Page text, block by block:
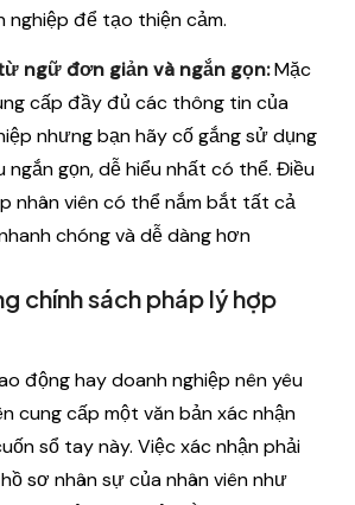
nghiệp để tạo thiện cảm.
ngữ đơn giản và ngắn gọn:Mặc
cấp đầy đủ các thông tin của
nhưng bạn hãy cố gắng sử dụng
ngắn gọn, dễ hiểu nhất có thể. Điều
nhân viên có thể nắm bắt tất cả
chóng và dễ dàng hơn
chính sách pháp lý hợp
động hay doanh nghiệp nên yêu
cung cấp một văn bản xác nhận
sổ tay này. Việc xác nhận phải
sơ nhân sự của nhân viên như